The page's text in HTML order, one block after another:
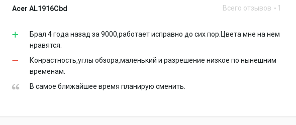
Acer AL1916Cbd Всего отзывов 1
Брал 4 года назад за 9000,работает исправно до сих пор.Цвета мне на нем
нравятся.
Конрастность,углы обзора,маленький и разрешение низкое по нынешним
временам.
В самое ближайшее время планирую сменить.